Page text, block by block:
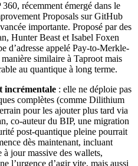
récemment émergé dans le
Proposals sur GitHub
importante. Proposé par des
Hunter Beast et Isabel Foxen
d’adresse appelé Pay-to-Merkle-
similaire à Taproot mais
au quantique à long terme.
incrémentale : elle ne déploie pas
complètes (comme Dilithium
pour les ajouter plus tard via
co-auteur du BIP, une migration
post-quantique pleine pourrait
dès maintenant, incluant
jour massive des wallets,
l’urgence d’agir vite, mais aussi